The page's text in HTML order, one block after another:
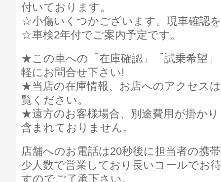
付いております。
☆小傷いくつかございます。現車確認
☆車検2年付でご案内予定です。
★この車への「在庫確認」「試乗希望
軽にお問合せ下さい!
★当店の在庫情報、お店へのアクセス
覧ください。
★遠方のお客様場合、別途費用が掛か
含まれておりません。
店舗へのお電話は20秒後に担当者の携
少人数で営業しており長いコールでお
すのでご了承下さい。